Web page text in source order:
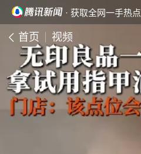
· 获取全网一手热点
首页 视频